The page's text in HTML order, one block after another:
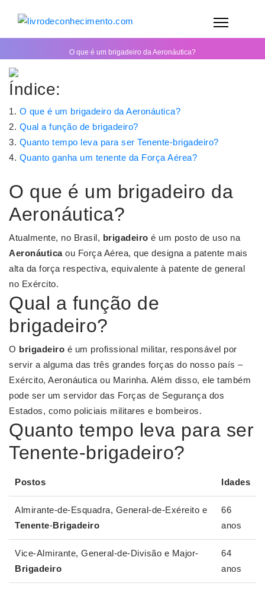
O que é um brigadeiro da Aeronáutica?
Índice:
O que é um brigadeiro da Aeronáutica?
Qual a função de brigadeiro?
Quanto tempo leva para ser Tenente-brigadeiro?
Quanto ganha um tenente da Força Aérea?
O que é um brigadeiro da
Aeronáutica?
Atualmente, no Brasil, brigadeiro é um posto de uso na
Aeronáuticaou Força Aérea, que designa a patente mais
alta da força respectiva, equivalente à patente de general
no Exército.
Qual a função de
brigadeiro?
O brigadeiro é um profissional militar, responsável por
servir a alguma das três grandes forças do nosso país –
Exército, Aeronáutica ou Marinha. Além disso, ele também
pode ser um servidor das Forças de Segurança dos
Estados, como policiais militares e bombeiros.
Quanto tempo leva para ser
Tenente-brigadeiro?
Postos Idades
Almirante-de-Esquadra, General-de-Exéreito e
Tenente-Brigadeiro
66
anos
Vice-Almirante, General-de-Divisão e Major-
Brigadeiro
64
anos